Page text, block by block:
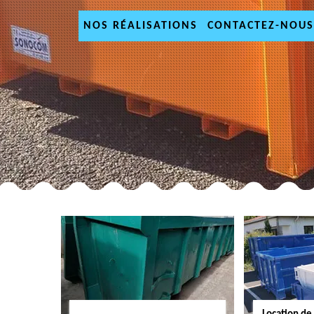
NOS RÉALISATIONS CONTACTEZ-